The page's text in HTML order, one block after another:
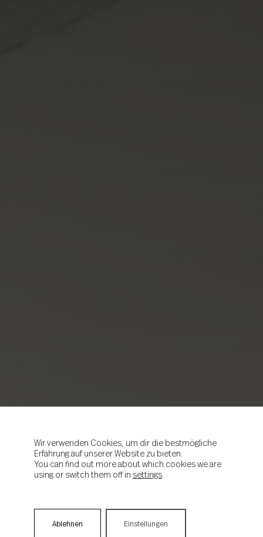
Wir verwenden Cookies, um dir die bestmögliche
Erfahrung auf unserer Website zu bieten.
You can find out more about which cookies we are
using or switch them off in settings
Ablehnen Einstellungen